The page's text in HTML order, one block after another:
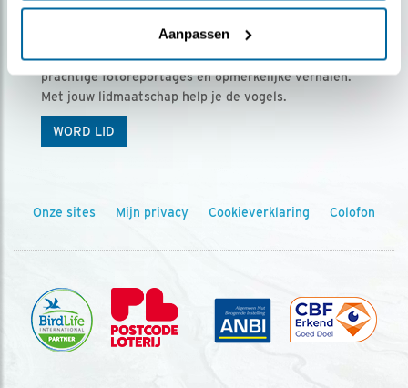
Aanpassen
Ontvang 5 x Vogels voor € 36,00 per jaar
Vogels is het tijdschrift voor onze leden, met
prachtige fotoreportages en opmerkelijke verhalen.
Met jouw lidmaatschap help je de vogels.
WORD LID
Onze sites Mijn privacy Cookieverklaring Colofon